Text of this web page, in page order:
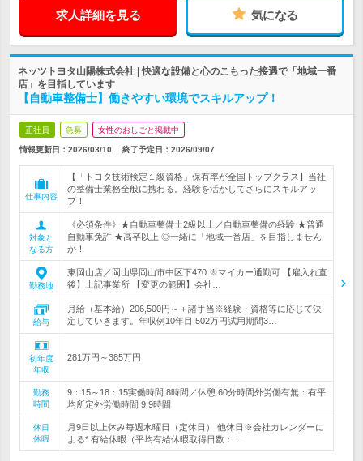
求人詳細を見る 気になる
ネッツトヨタ山陽株式会社 | 快適な設備と心のこもった接遇で「地域一番
店」を目指しています
【自動車整備士】働きやすい環境でスキルアップ！
正社員 急募 女性のおしごと掲載中
情報更新日：2026/03/10 終了予定日： 2026/09/07
仕事内容
【「トヨタ技術検定１級資格」保有率が全国トップクラス】当社
の整備士業務全般に携わる。経験を活かしてさらにスキルアッ
プ！
対象と
なる方
《必須条件》★自動車整備士2級以上／自動車整備の経験 ★普通
自動車免許 ★高卒以上 ◎一緒に「地域一番店」を目指しません
か！
勤務地
東岡山店／岡山県岡山市中区下470 ※マイカー通勤可 【雇入れ直
後】上記事業所 【変更の範囲】会社…
給与
月給（基本給）206,500円～＋諸手当※経験・資格等に応じて決
定していきます。年収例10年目 502万円試用期間3…
初年度
年収
281万円～385万円
勤務
時間
9：15～18：15実働時間 8時間／休憩 60分時間外労働有無：有平
均所定外労働時間 9.9時間
休日
休暇
月9日以上休み毎週水曜日（定休日） 他休日※会社カレンダーに
よる* 有給休暇（平均有給休暇取得日数：…